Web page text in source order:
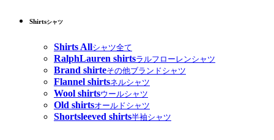
Shirtsシャツ
Shirts Allシャツ全て
RalphLauren shirtsラルフローレンシャツ
Brand shirteその他ブランドシャツ
Flannel shirtsネルシャツ
Wool shirtsウールシャツ
Old shirtsオールドシャツ
Shortsleeved shirts半袖シャツ